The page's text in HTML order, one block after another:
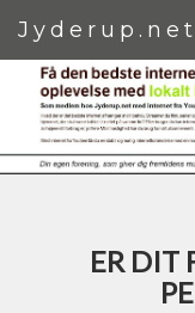
Jyderup.net
ER DIT